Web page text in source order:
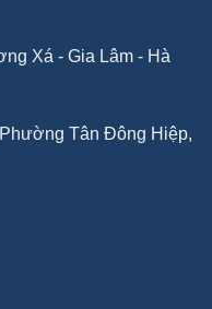
Xá - Gia Lâm - Hà
Tân Đông Hiệp,